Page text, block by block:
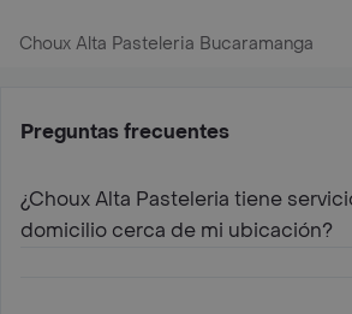
Choux Alta Pasteleria Bucaramanga
Preguntas frecuentes
¿Choux Alta Pasteleria tiene
domicilio cerca de mi ubicación?